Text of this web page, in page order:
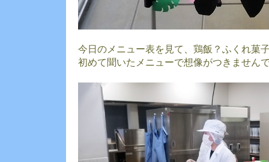
今日のメニュー表を見て、鶏飯？ふくれ菓
初めて聞いたメニューで想像がつきません